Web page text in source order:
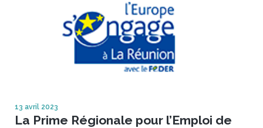
13 avril 2023
La Prime Régionale pour l’Emploi de